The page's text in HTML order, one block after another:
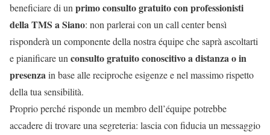
beneficiare di unprimo consulto gratuito con professionisti
della TMS a Siano: non parlerai con un call center bensì
risponderà un componente della nostra équipe che saprà ascoltarti
e pianificare unconsulto gratuito conoscitivo a distanza o in
presenzain base alle reciproche esigenze e nel massimo rispetto
della tua sensibilità.
Proprio perché risponde un membro dell’équipe potrebbe
accadere di trovare una segreteria: lascia con fiducia un messaggio